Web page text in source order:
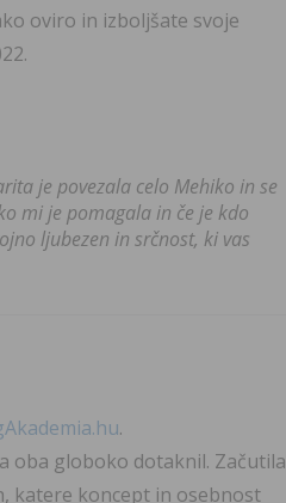
oviro in izboljšate svoje
je povezala celo Mehiko in se
mi je pomagala in če je kdo
ljubezen in srčnost, ki vas
.
oba globoko dotaknil. Začutila
katere koncept in osebnost